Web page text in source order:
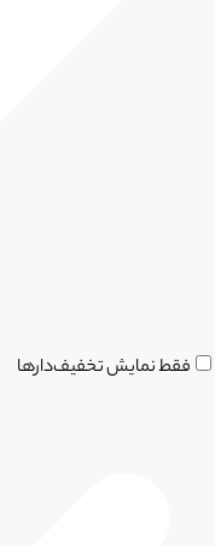
فقط نمایش تخفیف‌دارها